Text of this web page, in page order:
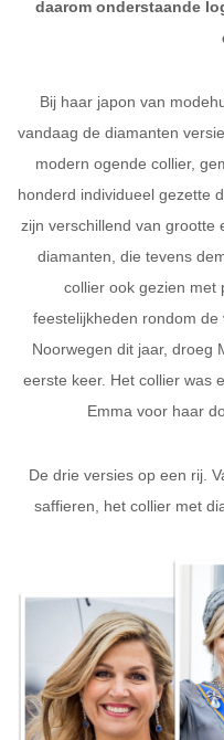
daarom onderstaande
Bij haar japon van
vandaag de diamanten
modern ogende collier,
honderd individueel gezette
zijn verschillend van grootte
diamanten, die tevens
collier ook gezien met
feestelijkheden rondom
Noorwegen dit jaar, droeg
eerste keer. Het collier was
Emma voor haar
De drie versies op een rij.
saffieren, het collier met